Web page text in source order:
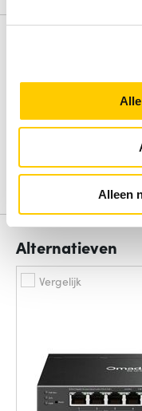
Alleen
Deel je ervaring met
Schrijf een review
Alternatieven
Vergelijk